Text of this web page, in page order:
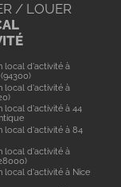
/ LOUER
local d'activité à
local d'activité à
local d'activité à 44
local d'activité à 84
local d'activité à
local d'activité à Nice